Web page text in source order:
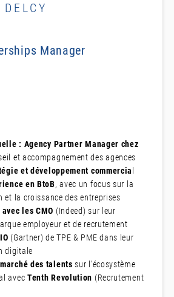
Manager
: Agency Partner Manager chez
et accompagnement des agences
et développement commercia
en BtoB, avec un focus sur la
et la croissance des entreprises
les CMO (Indeed) sur leur
employeur et de recrutement
(Gartner) de TPE & PME dans leur
digitale
des talentssur l’écosystème
avec Tenth Revolution (Recrutement